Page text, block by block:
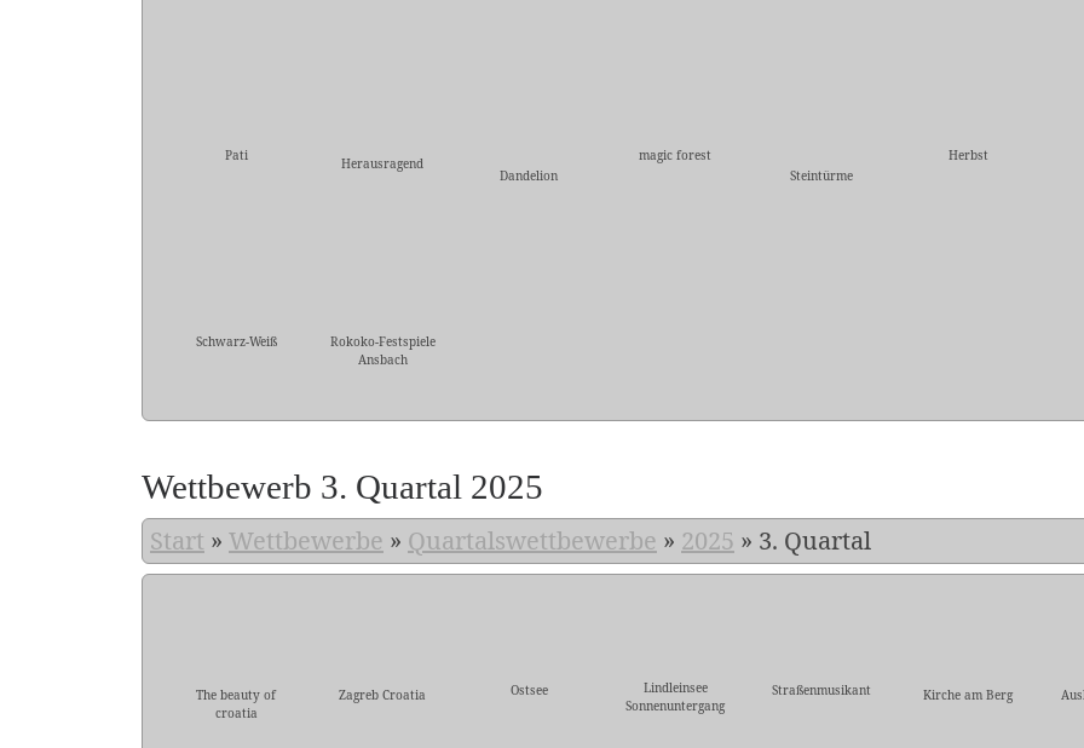
Pati Herausragend
Dandelion
magic forest
Steintürme
Herbst
Schwarz-Weiß
Rokoko-Festspiele
Ansbach
Wettbewerb 3. Quartal 2025
Start » Wettbewerbe » Quartalswettbewerbe » 2025 » 3. Quartal
The beauty of
croatia
Zagreb Croatia Ostsee
Lindleinsee
Sonnenuntergang
Straßenmusikant Kirche am Berg